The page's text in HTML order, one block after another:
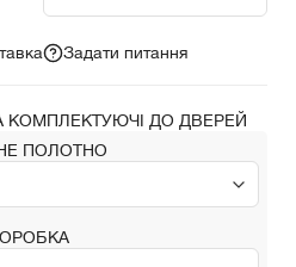
Задати питання
КОМПЛЕКТУЮЧІ ДО ДВЕРЕЙ
ПОЛОТНО